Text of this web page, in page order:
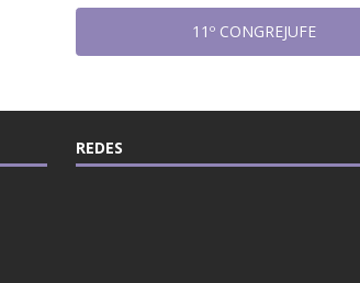
11º CONGREJUFE
REDES